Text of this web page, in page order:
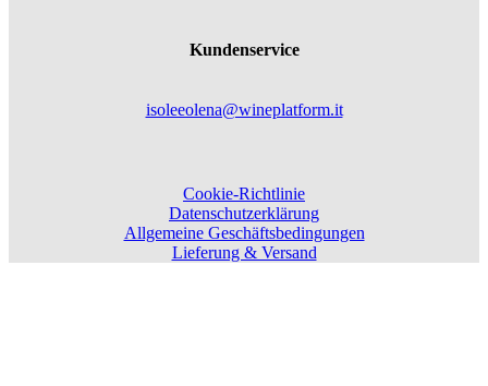
Kundenservice
isoleeolena@wineplatform.it
Cookie-Richtlinie
Datenschutzerklärung
Allgemeine Geschäftsbedingungen
Lieferung & Versand